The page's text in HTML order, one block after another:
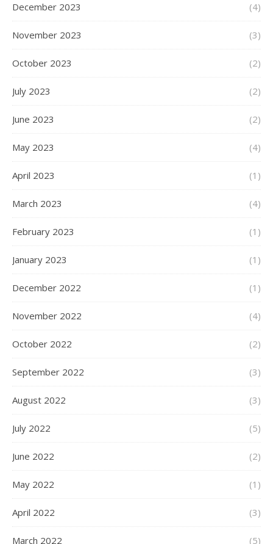
December 2023 (4)
November 2023 (3)
October 2023 (2)
July 2023 (2)
June 2023 (2)
May 2023 (4)
April 2023 (1)
March 2023 (4)
February 2023 (1)
January 2023 (1)
December 2022 (1)
November 2022 (4)
October 2022 (2)
September 2022 (3)
August 2022 (3)
July 2022 (5)
June 2022 (2)
May 2022 (1)
April 2022 (3)
March 2022 (5)